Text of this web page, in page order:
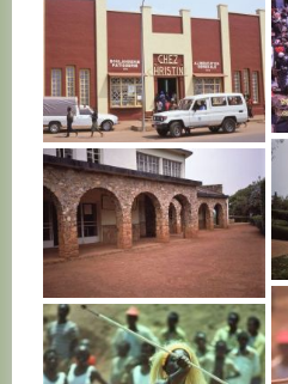
RWANDA
RWANDA
RWANDA